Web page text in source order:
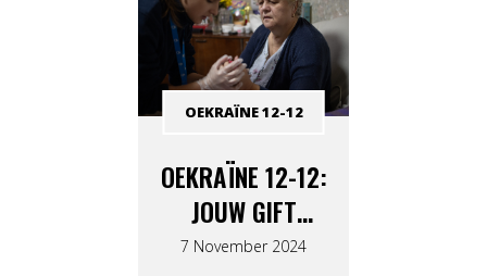
OEKRAÏNE 12-12:
JOUW GIFT
BRACHT HULP AAN
7 November 2024
OEKRAÏNE 12-12